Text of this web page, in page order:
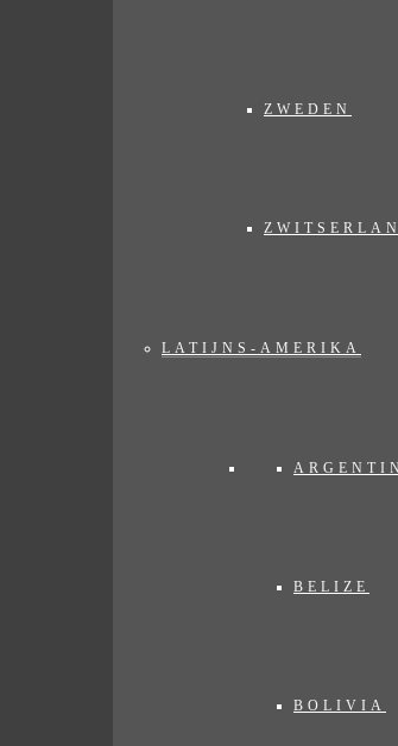
ZWEDEN
LATIJNS-AMERIKA
BELIZE
BOLIVIA
Wat heeft díe nu weer zo vroeg! Zuid-
te ontdekken.